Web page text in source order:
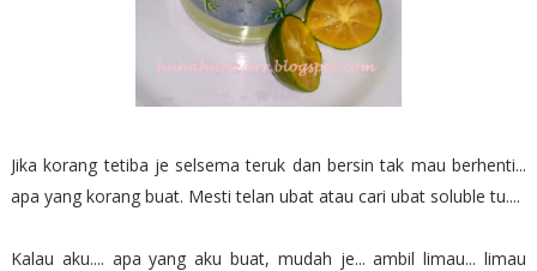
Jika korang tetiba je selsema teruk dan bersin tak mau berhenti...
apa yang korang buat. Mesti telan ubat atau cari ubat soluble tu....
Kalau aku.... apa yang aku buat, mudah je... ambil limau... limau